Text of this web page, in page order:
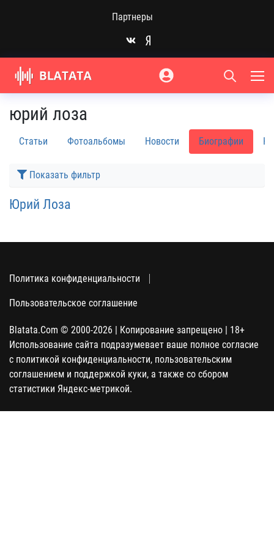
Партнеры
юрий лоза
Статьи Фотоальбомы Новости Биографии
Показать фильтр
Юрий Лоза
Политика конфиденциальности
Пользовательское соглашение
Blatata.Com © 2000-2026 | Копирование запрещено | 18+
Использование сайта подразумевает ваше полное согласие
с политикой конфиденциальности, пользовательским
соглашением и поддержкой куки, а также со сбором
статистики Яндекс-метрикой.